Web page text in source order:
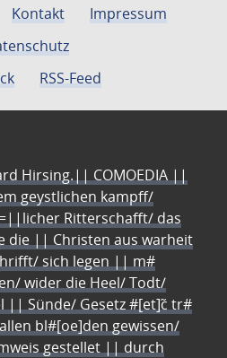
Kontakt
Impressum
RSS-Feed
Hirsing.|| COMOEDIA ||
geystlichen kampff/
Ritterschafft/ das
die || Christen aus warheit
sich legen || m#
wider die Heel/ Todt/
|| Sünde/ Gesetz #[et]c̃ tr#
bl#[oe]den gewissen/
gestellet || durch